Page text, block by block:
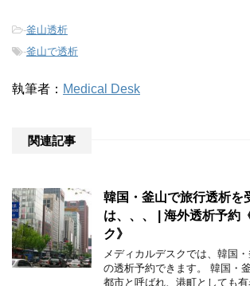
-釜山透析
-釜山で透析
執筆者： Medical Desk
関連記事
韓国・釜山で旅行透析を
は、、、 | 海外透析予約
ク》
メディカルデスクでは、韓国
の透析予約できます。 韓国・
都市と呼ばれ、港町としても有